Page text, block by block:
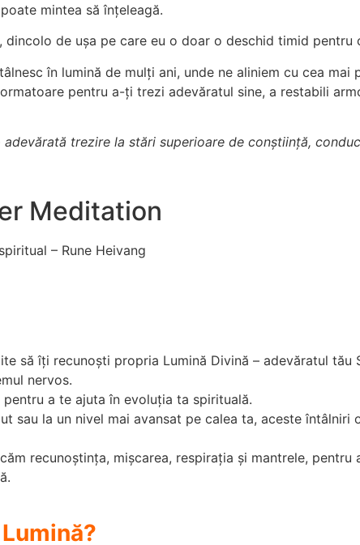
mintea să înțeleagă.
de ușa pe care eu o doar o deschid timid pentru
în lumină de mulți ani, unde ne aliniem cu cea mai
pentru a-ți trezi adevăratul sine, a restabili
trezire la stări superioare de conștiință,
Meditation
– Rune Heivang
să îți recunoști propria Lumină Divină – adevăratul tău
nervos.
a te ajuta în evoluția ta spirituală.
sau la un nivel mai avansat pe calea ta, aceste întâlniri
recunoștința, mișcarea, respirația și mantrele, pentru